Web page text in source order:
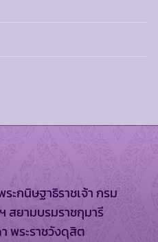
ะกนิษฐาธิราชเจ้า กรม
สยามบรมราชกุมารี
พระราชวังดุสิต